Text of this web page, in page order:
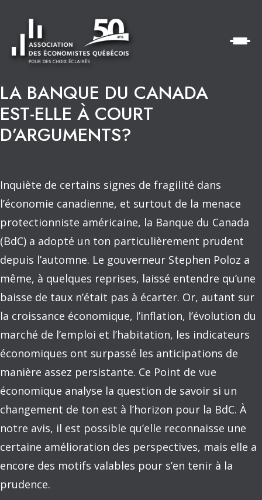
LA BANQUE DU CANADA
EST-ELLE À COURT
D’ARGUMENTS?
Inquiète de certains signes de fragilité dans
l’économie canadienne, et surtout de la menace
protectionniste américaine, la Banque du Canada
(BdC) a adopté un ton particulièrement prudent
depuis l’automne. Le gouverneur Stephen Poloz a
même, à quelques reprises, laissé entendre qu’une
baisse de taux n’était pas à écarter. Or, autant sur
la croissance économique, l’inflation, l’évolution du
marché de l’emploi et l’habitation, les indicateurs
économiques ont surpassé les anticipations de
manière assez persistante. Ce Point de vue
économique analyse la question de savoir si un
changement de ton est à l’horizon pour la BdC. À
notre avis, il est possible qu’elle reconnaisse une
certaine amélioration des perspectives, mais elle a
encore des motifs valables pour s’en tenir à la
prudence.